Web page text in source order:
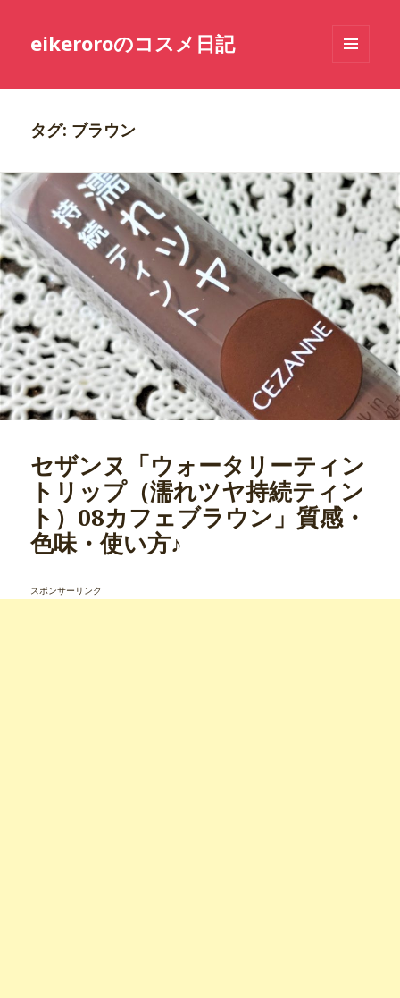
eikeroroのコスメ日記
ーとウ
タグ: ブラウン
セザンヌ「ウォータリーティン
トリップ（濡れツヤ持続ティン
ト）08カフェブラウン」質感・
色味・使い方♪
スポンサーリンク